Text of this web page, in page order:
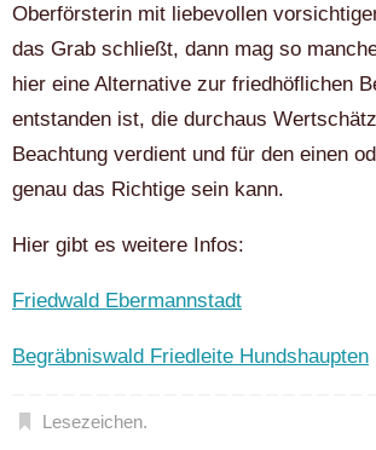
Oberförsterin mit liebevollen
das Grab schließt, dann mag so
hier eine Alternative zur friedhöflichen
entstanden ist, die durchaus
Beachtung verdient und für den einen
genau das Richtige sein kann.
Hier gibt es weitere Infos:
Friedwald Ebermannstadt
Begräbniswald Friedleite Hundshaupten
Lesezeichen.